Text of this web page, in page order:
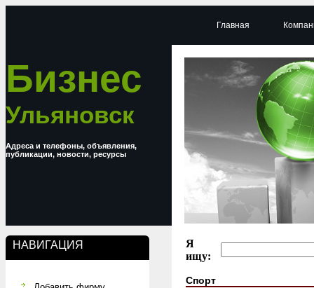
Бизнес
Ульяновск
Адреса и телефоны, объявления,
публикации, новости, ресурсы
НАВИГАЦИЯ
Главная
Я
ищу:
Спорт